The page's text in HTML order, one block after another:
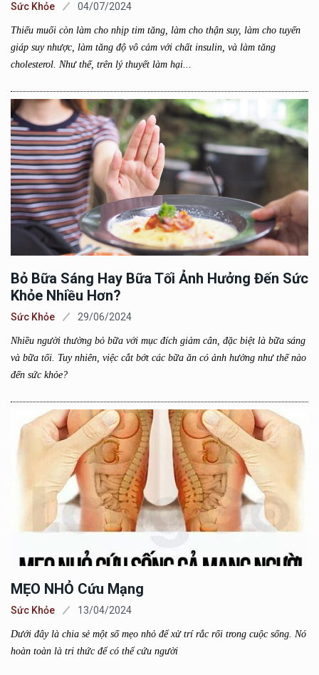
Sức Khỏe 04/07/2024
Thiếu muối còn làm cho nhịp tim tăng, làm cho thận suy, làm cho tuyến
giáp suy nhược, làm tăng độ vô cảm với chất insulin, và làm tăng
cholesterol. Như thế, trên lý thuyết làm hại...
Bỏ Bữa Sáng Hay Bữa Tối Ảnh Hưởng Đến Sức
Khỏe Nhiều Hơn?
Sức Khỏe 29/06/2024
Nhiều người thường bỏ bữa với mục đích giảm cân, đặc biệt là bữa sáng
và bữa tối. Tuy nhiên, việc cắt bớt các bữa ăn có ảnh hưởng như thế nào
đến sức khỏe?
MẸO NHỎ Cứu Mạng
Sức Khỏe 13/04/2024
Dưới đây là chia sẻ một số mẹo nhỏ để xử trí rắc rối trong cuộc sống. Nó
hoàn toàn là tri thức để có thể cứu người